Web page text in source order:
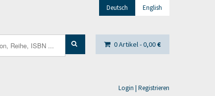
Deutsch English
0 Artikel -0,00€
Login | Registrieren